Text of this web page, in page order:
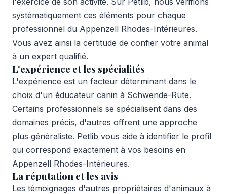
systématiquement ces éléments pour chaque
professionnel du Appenzell Rhodes-Intérieures.
Vous avez ainsi la certitude de confier votre animal
à un expert qualifié.
L'expérience et les spécialités
L'expérience est un facteur déterminant dans le
choix d'un éducateur canin à Schwende-Rüte.
Certains professionnels se spécialisent dans des
domaines précis, d'autres offrent une approche
plus généraliste. Petlib vous aide à identifier le profil
qui correspond exactement à vos besoins en
Appenzell Rhodes-Intérieures.
La réputation et les avis
Les témoignages d'autres propriétaires d'animaux à